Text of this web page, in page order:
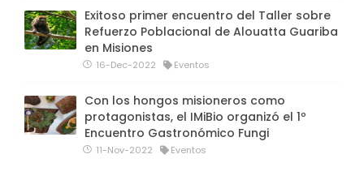
Exitoso primer encuentro del Taller sobre
Refuerzo Poblacional de Alouatta Guariba
en Misiones
16-Dec-2022 Eventos
Con los hongos misioneros como
protagonistas, el IMiBio organizó el 1º
Encuentro Gastronómico Fungi
11-Nov-2022 Eventos